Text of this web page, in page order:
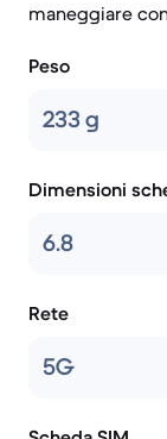
maneggiare
Peso
233 g
Dimensioni
6.8
Rete
5G